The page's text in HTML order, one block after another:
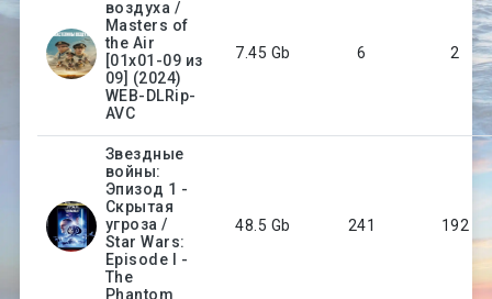
воздуха /
Masters of
the Air
[01x01-09 из
09] (2024)
WEB-DLRip-
AVC
7.45 Gb 6 2
Звездные
войны:
Эпизод 1 -
Скрытая
угроза /
Star Wars:
Episode I -
The
Phantom
48.5 Gb 241 192